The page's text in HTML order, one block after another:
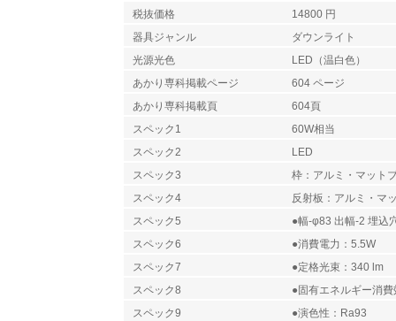
税抜価格
14800 円
器具ジャンル
ダウンライト
光源光色
LED（温白色）
あかり専科掲載ページ
604 ページ
あかり専科掲載頁
604頁
スペック1
60W相当
スペック2
LED
スペック3
枠：アルミ・マット
スペック4
反射板：アルミ・マ
スペック5
●幅-φ83 出幅-2 埋込
スペック6
●消費電力：5.5W
スペック7
●定格光束：340 lm
スペック8
●固有エネルギー消
スペック9
●演色性：Ra93